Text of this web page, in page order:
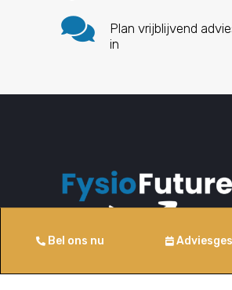

Plan vrijblijvend
in
Op basis van 80+ beoordelingen
Bel ons nu